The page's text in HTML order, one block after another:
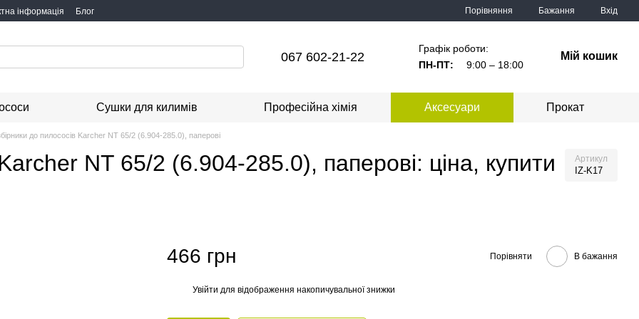
інформація Блог Порівняння Бажання Вхід
067 602-21-22
Графік роботи:
ПН-ПТ:
9:00 – 18:00
Мій кошик
Сушки для килимів Професійна хімія Аксесуари Прокат
до пилососів Karcher NT 65/2 (6.904-285.0), паперові
NT 65/2 (6.904-285.0), паперові: ціна, купити
Артикул
IZ-K17
466 грн Порівняти В бажання
Увійти для відображення накопичувальної знижки